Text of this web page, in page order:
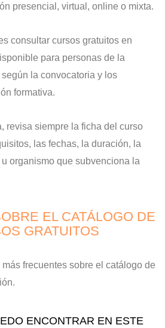
presencial, virtual, online o mixta.
consultar cursos gratuitos en
para personas de la
la convocatoria y los
formativa.
revisa siempre la ficha del curso
las fechas, la duración, la
organismo que subvenciona la
EL CATÁLOGO DE
GRATUITOS
frecuentes sobre el catálogo de
ENCONTRAR EN ESTE